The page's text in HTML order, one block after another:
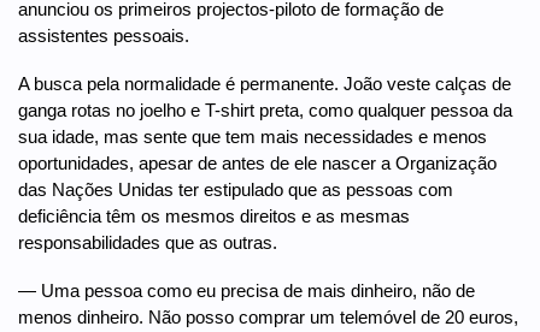
anunciou os primeiros projectos-piloto de formação de
assistentes pessoais.
A busca pela normalidade é permanente. João veste calças de
ganga rotas no joelho e T-shirt preta, como qualquer pessoa da
sua idade, mas sente que tem mais necessidades e menos
oportunidades, apesar de antes de ele nascer a Organização
das Nações Unidas ter estipulado que as pessoas com
deficiência têm os mesmos direitos e as mesmas
responsabilidades que as outras.
— Uma pessoa como eu precisa de mais dinheiro, não de
menos dinheiro. Não posso comprar um telemóvel de 20 euros,